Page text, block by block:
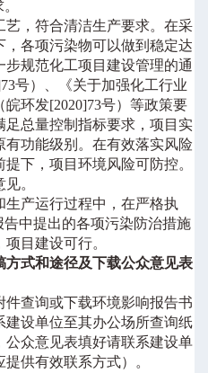
艺，符合清洁生产要求。在采
各项污染物可以做到稳定达
步规范化工项目建设管理的通
号）
、《关于加强化工行业
皖环发[2020]73号）等政策要
足总量控制指标要求 ， 项目实
功能级别。在有效落实风险
提下，项目环境风险可防控。
。
产运行过程中，在严格执
中提出的各项污染防治措施
目建设可行。
方式和途径及下载公众意见表
查询或下载环境影响报告书
建设单位至其办公场所查询纸
公众意见表填好请联系建设单
供有效联系方式）。